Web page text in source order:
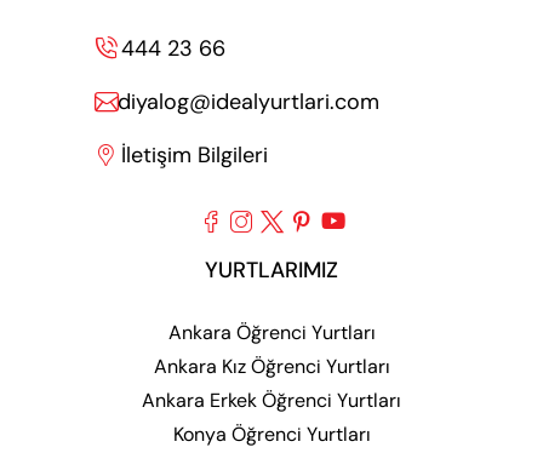
444 23 66
diyalog@idealyurtlari.com
 İletişim Bilgileri
    
YURTLARIMIZ
Ankara Öğrenci Yurtları
Ankara Kız Öğrenci Yurtları
Ankara Erkek Öğrenci Yurtları
Konya Öğrenci Yurtları